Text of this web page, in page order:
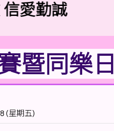
勤誠
暨同樂日
(星期五)